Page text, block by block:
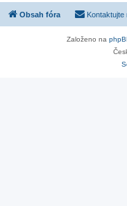
Obsah fóra Kontaktujte
Založeno na